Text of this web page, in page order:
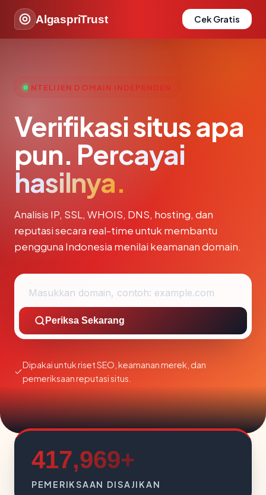
AlgaspriTrust Cek Gratis
INTELIJEN DOMAIN INDEPENDEN
Verifikasi situs apa
pun. Percayai
hasilnya.
Analisis IP, SSL, WHOIS, DNS, hosting, dan
reputasi secara real-time untuk membantu
pengguna Indonesia menilai keamanan domain.
Periksa Sekarang
Dipakai untuk riset SEO, keamanan merek, dan
pemeriksaan reputasi situs.
417,969+
PEMERIKSAAN DISAJIKAN